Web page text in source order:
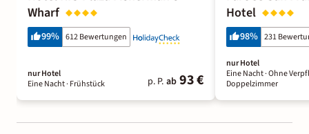
Wharf
99% 612 Bewertungen
nur Hotel
Eine Nacht· Frühstück p. P. ab 93 €
Hotel
98% 231
nur Hotel
Eine Nacht· Ohne
Doppelzimmer